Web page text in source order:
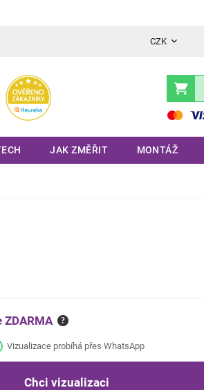
CZK
JAK ZMĚŘIT MONTÁŽ
?
Vizualizace probíhá přes WhatsApp
Chci vizualizaci